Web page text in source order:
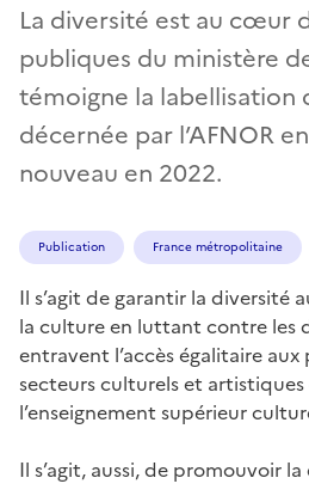
La diversité est au cœur
publiques du ministère
témoigne la labellisation
décernée par l’AFNOR
nouveau en 2022.
Publication France métropolitaine
Il s’agit de garantir la diversité
la culture en luttant contre les
entravent l’accès égalitaire aux
secteurs culturels et
l’enseignement supérieur
Il s’agit, aussi, de promouvoir